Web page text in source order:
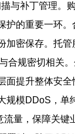
描与补丁管理。
护的重要一环
加密保存。托
合规密切相关
面提升整体安全
规模DDoS，单
量，保障关键